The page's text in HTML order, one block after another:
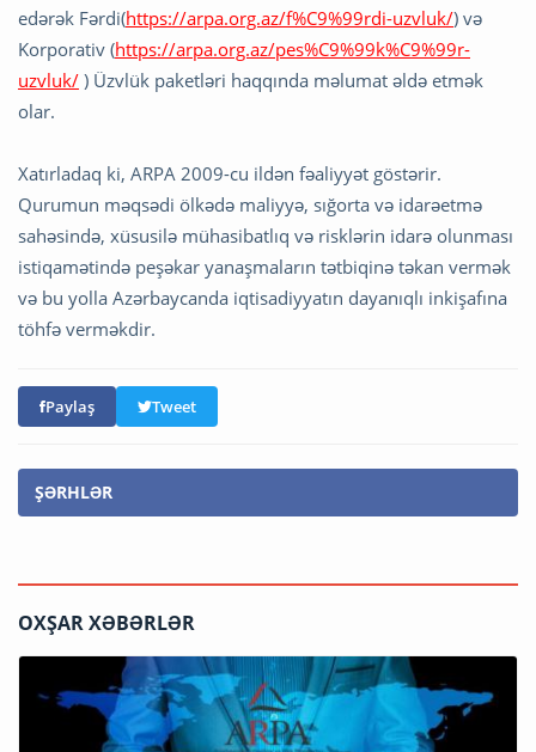
edərək Fərdi(https://arpa.org.az/f%C9%99rdi-uzvluk/) və
Korporativ (https://arpa.org.az/pes%C9%99k%C9%99r-
uzvluk/ ) Üzvlük paketləri haqqında məlumat əldə etmək
olar.
Xatırladaq ki, ARPA 2009-cu ildən fəaliyyət göstərir.
Qurumun məqsədi ölkədə maliyyə, sığorta və idarəetmə
sahəsində, xüsusilə mühasibatlıq və risklərin idarə olunması
istiqamətində peşəkar yanaşmaların tətbiqinə təkan vermək
və bu yolla Azərbaycanda iqtisadiyyatın dayanıqlı inkişafına
töhfə verməkdir.
Paylaş Tweet
ŞƏRHLƏR
OXŞAR XƏBƏRLƏR